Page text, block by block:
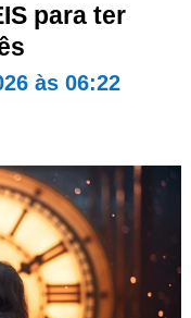
para ter
às 06:22